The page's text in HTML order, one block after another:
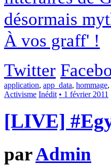
désormais
À vos graff' !
Twitter
application, app_data, hommage,
Activisme Inédit • 1 février 2011
[LIVE]
parAdmin